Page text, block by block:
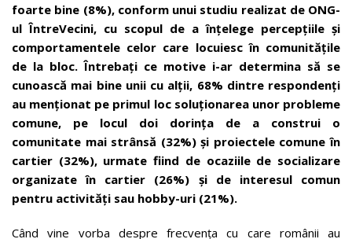
foarte bine (8%), conform unui studiu realizat de ONG-
ul ÎntreVecini, cu scopul de a înțelege percepțiile și
comportamentele celor care locuiesc în comunitățile
de la bloc. Întrebați ce motive i-ar determina să se
cunoască mai bine unii cu alții, 68% dintre respondenți
au menționat pe primul loc soluționarea unor probleme
comune, pe locul doi dorința de a construi o
comunitate mai strânsă (32%) și proiectele comune în
cartier (32%), urmate fiind de ocaziile de socializare
organizate în cartier (26%) și de interesul comun
pentru activități sau hobby-uri (21%).
Când vine vorba despre frecvența cu care românii au